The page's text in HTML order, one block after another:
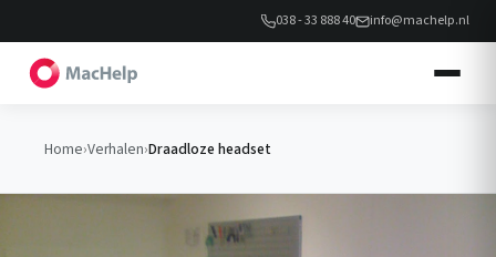
038 - 33 888 40 info@machelp.nl
Home›Verhalen›Draadloze headset